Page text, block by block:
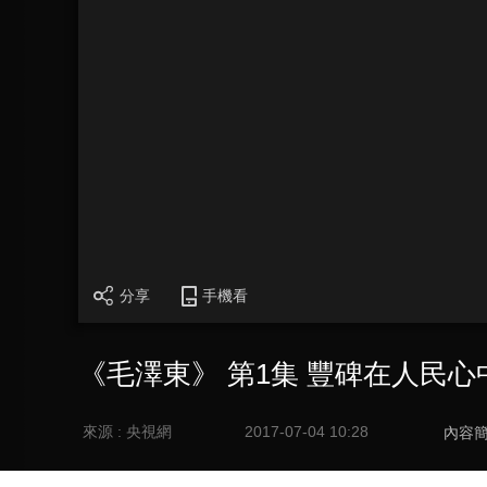
分享 手機看
《毛澤東》 第1集 豐碑在人民心
來源 : 央視網 2017-07-04 10:28 內容